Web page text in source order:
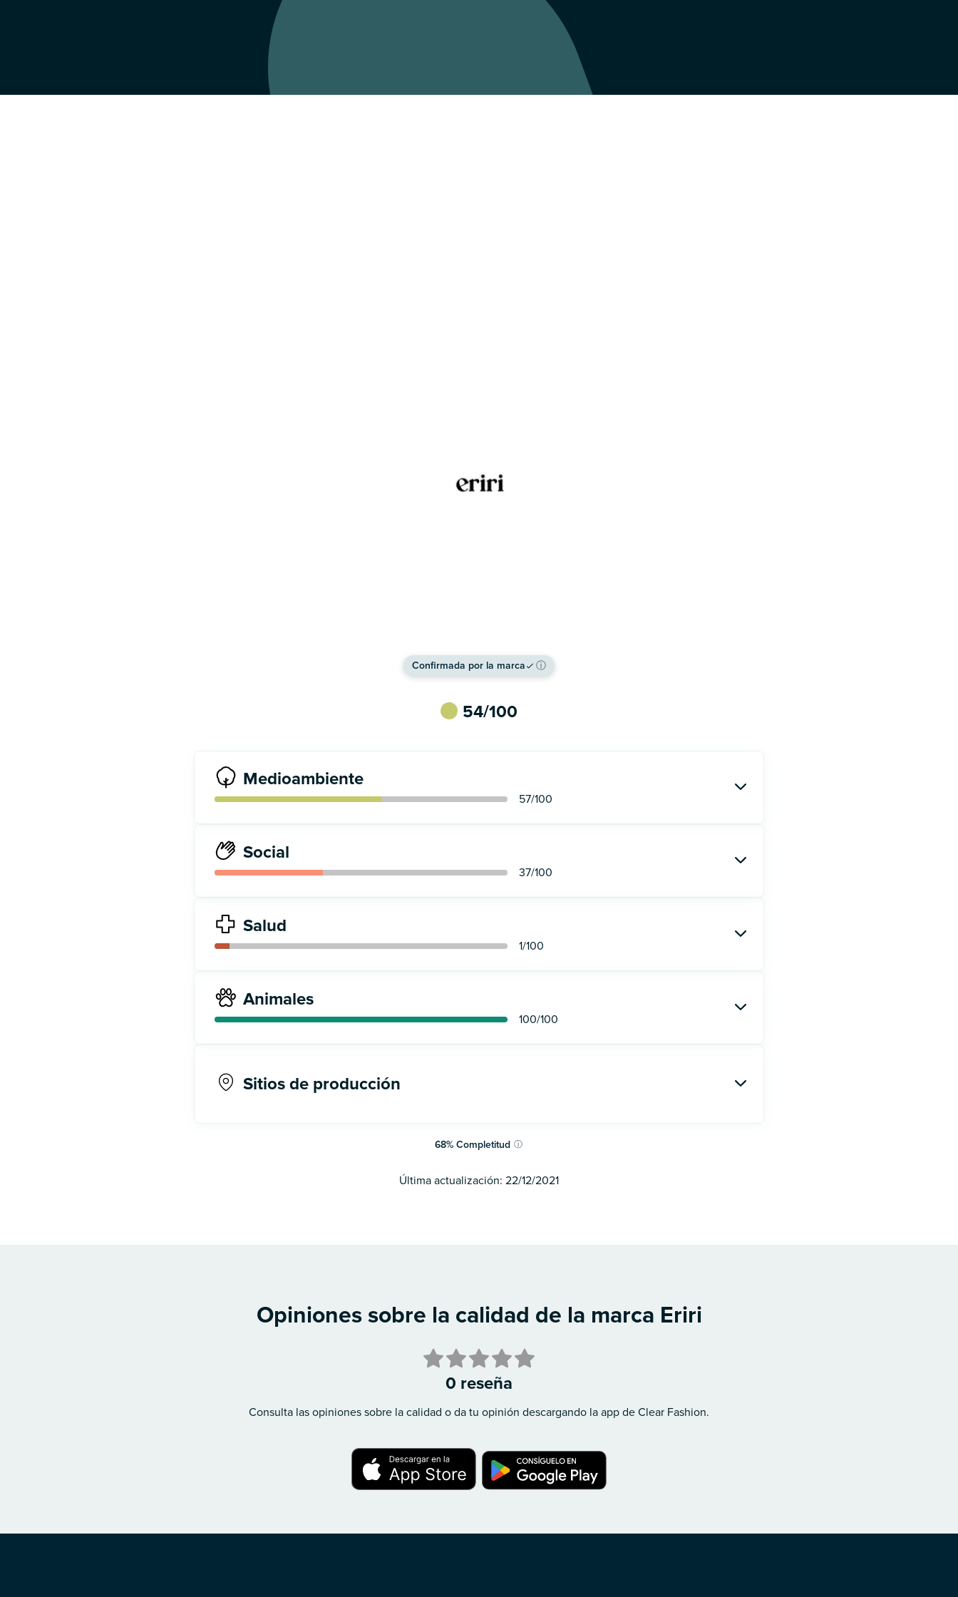
Confirmada por la marca ⓘ
54/100
Medioambiente
57/100
Social
37/100
Salud
1/100
Animales
100/100
Sitios de producción
68% Completitud ⓘ
Última actualización: 22/12/2021
Opiniones sobre la calidad de la marca Eriri
0 reseña
Consulta las opiniones sobre la calidad o da tu opinión descargando la app de Clear Fashion.